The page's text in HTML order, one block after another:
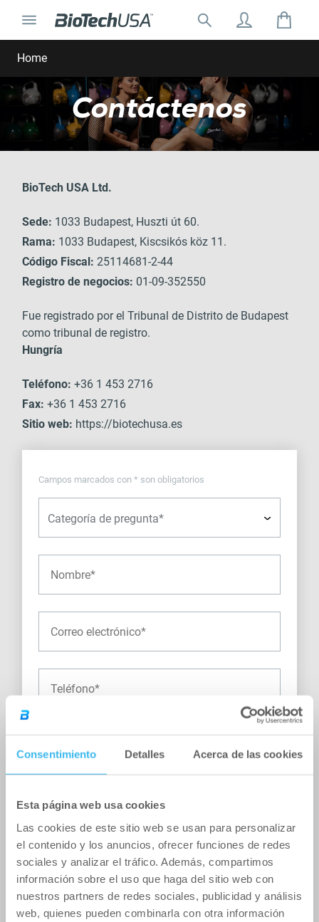
Consentimiento Detalles Acerca de las cookies
Esta página web usa cookies
Las cookies de este sitio web se usan para personalizar
el contenido y los anuncios, ofrecer funciones de redes
sociales y analizar el tráfico. Además, compartimos
información sobre el uso que haga del sitio web con
nuestros partners de redes sociales, publicidad y análisis
web, quienes pueden combinarla con otra información
Cambiar la navegación
Buscar:
Home
Contáctenos
BioTech USA Ltd.
Sede: 1033 Budapest, Huszti út 60.
Rama: 1033 Budapest, Kiscsikós köz 11.
Código Fiscal: 25114681-2-44
Registro de negocios: 01-09-352550
Fue registrado por el Tribunal de Distrito de Budapest
como tribunal de registro.
Hungría
Teléfono: +36 1 453 2716
Fax: +36 1 453 2716
Sitio web: https://biotechusa.es
Campos marcados con * son obligatorios
Doy mi consentimiento para el tratamiento de
mis datos personales.He leido y acepto la
politica de privacidad